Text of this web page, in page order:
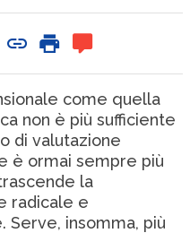
come quella
non è più sufficiente
di valutazione
è ormai sempre più
la
radicale e
Serve, insomma, più